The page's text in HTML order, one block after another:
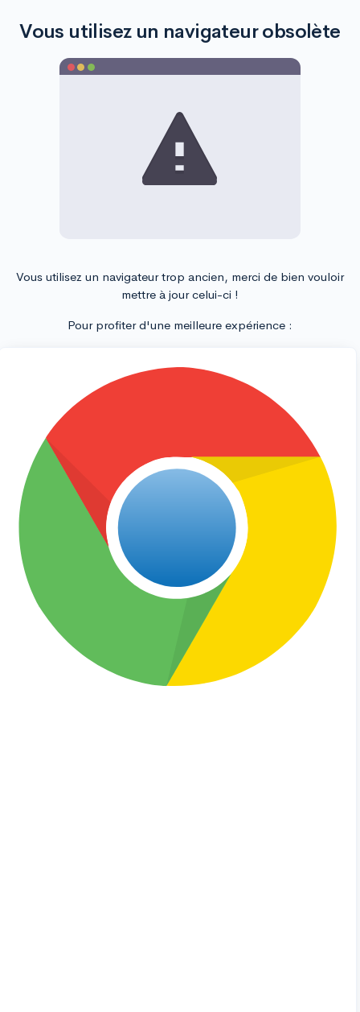
Vous utilisez un navigateur obsolète
Vous utilisez un navigateur trop ancien, merci de bien vouloir
mettre à jour celui-ci !
Pour profiter d'une meilleure expérience :